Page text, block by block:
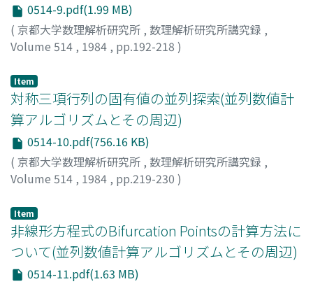
0514-9.pdf(1.99 MB)
( 京都大学数理解析研究所 , 数理解析研究所講究録 ,
Volume 514 , 1984 , pp.192-218 )
Item
対称三項行列の固有値の並列探索(並列数値計
算アルゴリズムとその周辺)
0514-10.pdf(756.16 KB)
( 京都大学数理解析研究所 , 数理解析研究所講究録 ,
Volume 514 , 1984 , pp.219-230 )
Item
非線形方程式のBifurcation Pointsの計算方法に
ついて(並列数値計算アルゴリズムとその周辺)
0514-11.pdf(1.63 MB)